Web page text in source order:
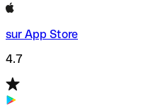
sur App Store
4.7